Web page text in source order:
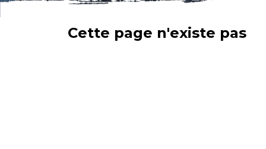
Cette page n'existe pas